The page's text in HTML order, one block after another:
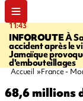
11:43
INFOROUTEÀ
accident après le
Jamaïque
d'embouteillages
Accueil France -
68,6 millions